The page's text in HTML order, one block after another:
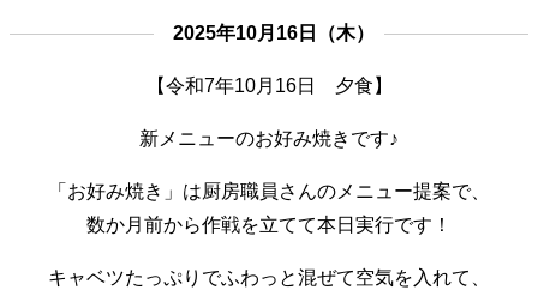
2025年10月16日（木）
【令和7年10月16日 夕食】
新メニューのお好み焼きです♪
「お好み焼き」は厨房職員さんのメニュー提案で、
数か月前から作戦を立てて本日実行です！
キャベツたっぷりでふわっと混ぜて空気を入れて、